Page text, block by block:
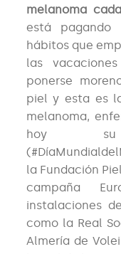
melanoma
está pagando
hábitos que
las
ponerse
piel y esta es
melanoma,
hoy
la Fundación
campaña
instalaciones
como la Real
Almería de